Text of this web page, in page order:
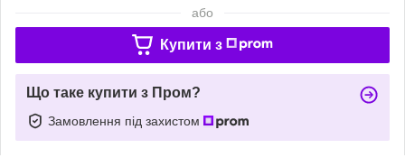
або
Купити з
Що таке купити з Пром?
Замовлення під захистом